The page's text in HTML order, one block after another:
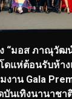
“มอส ภาณุวัฒ
ดแห่ต้อนรับห้า
งาน Gala
บันเทิงนานาชา